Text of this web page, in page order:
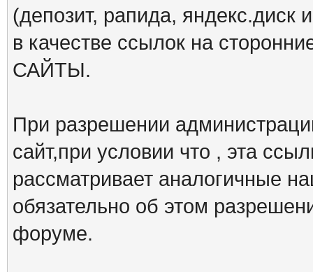
(депозит, рапида, яндекс.диск
в качестве ссылок на
САЙТЫ.
При разрешении
сайт,при условии что , эта
рассматривает аналогичные
обязательно об этом
форуме.